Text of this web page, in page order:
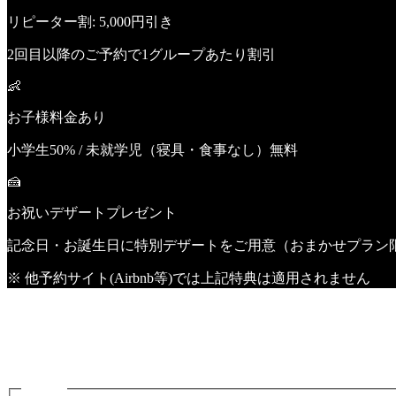
リピーター割: 5,000円引き
2回目以降のご予約で1グループあたり割引
👶
お子様料金あり
小学生50% / 未就学児（寝具・食事なし）無料
🍰
お祝いデザートプレゼント
記念日・お誕生日に特別デザートをご用意（おまかせプラン
※ 他予約サイト(Airbnb等)では上記特典は適用されません